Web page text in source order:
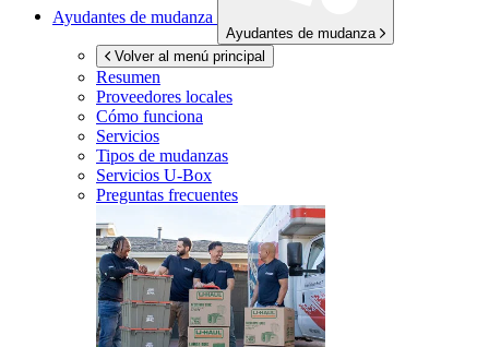
Ayudantes de mudanza
Ayudantes de mudanza
Volver al menú principal
Resumen
Proveedores locales
Cómo funciona
Servicios
Tipos de mudanzas
Servicios U-Box
Preguntas frecuentes